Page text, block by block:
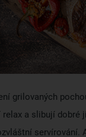
grilovaných
relax a slibují